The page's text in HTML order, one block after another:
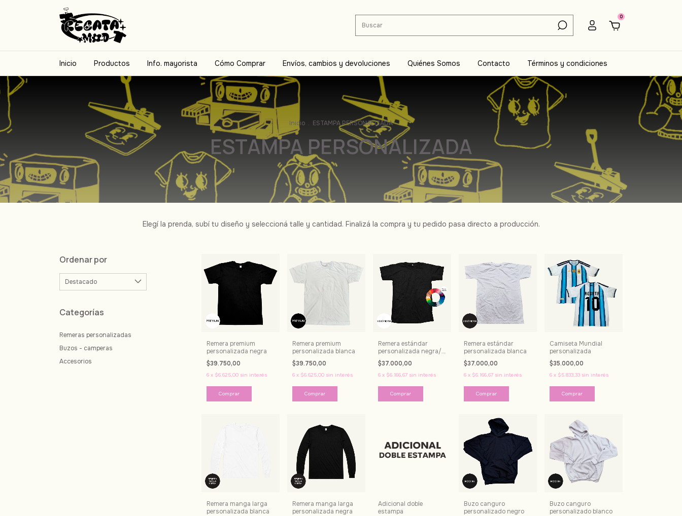
0
Inicio Productos Info. mayorista Cómo Comprar Envíos, cambios y devoluciones Quiénes Somos Contacto Términos y condiciones
Inicio . ESTAMPA PERSONALIZADA
ESTAMPA PERSONALIZADA
Elegí la prenda, subí tu diseño y seleccioná talle y cantidad. Finalizá la compra y tu pedido pasa directo a producción.
Ordenar por
Categorías
Remeras personalizadas
Buzos - camperas
Accesorios
Remera premium
personalizada negra
$39.750,00
6 x $6.625,00 sin interés
Comprar
Remera premium
personalizada blanca
$39.750,00
6 x $6.625,00 sin interés
Comprar
Remera estándar
personalizada negra/
color
$37.000,00
6 x $6.166,67 sin interés
Comprar
Remera estándar
personalizada blanca
$37.000,00
6 x $6.166,67 sin interés
Comprar
Camiseta Mundial
personalizada
$35.000,00
6 x $5.833,33 sin interés
Comprar
Remera manga larga
personalizada blanca
Remera manga larga
personalizada negra
Adicional doble
estampa
Buzo canguro
personalizado negro
Buzo canguro
personalizado blanco